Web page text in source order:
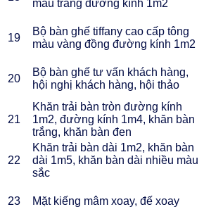
màu trắng đường kính 1m2
19
Bộ bàn ghế tiffany cao cấp tông
màu vàng đồng đường kính 1m2
20
Bộ bàn ghế tư vấn khách hàng,
hội nghị khách hàng, hội thảo
21
Khăn trải bàn tròn đường kính
1m2, đường kính 1m4, khăn bàn
trắng, khăn bàn đen
22
Khăn trải bàn dài 1m2, khăn bàn
dài 1m5, khăn bàn dài nhiều màu
sắc
23 Mặt kiếng mâm xoay, đế xoay